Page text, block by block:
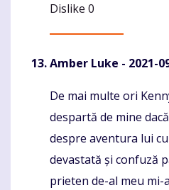
Dislike 0
Amber Luke - 2021-
Komentaras
De mai multe ori
despartă de mine
despre aventura lui
devastată și confuză
prieten de-al meu